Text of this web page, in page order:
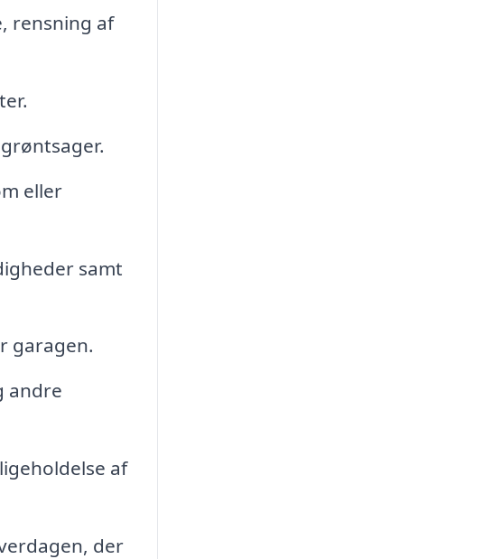
rensning af
eller
samt
garagen.
andre
af
der